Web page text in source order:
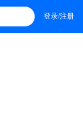
登录/注册